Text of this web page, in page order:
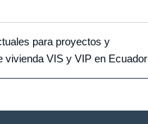
para proyectos y
vivienda VIS y VIP en Ecuador